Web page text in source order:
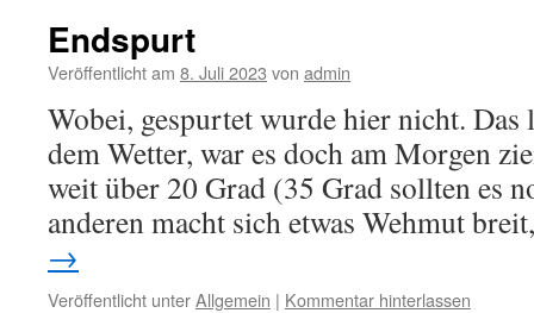
Endspurt
Veröffentlicht am 8. Juli 2023 von admin
Wobei, gespurtet wurde hier nicht. Das
dem Wetter, war es doch am Morgen
weit über 20 Grad (35 Grad sollten es
anderen macht sich etwas Wehmut
→
Veröffentlicht unterAllgemein | Kommentar hinterlassen